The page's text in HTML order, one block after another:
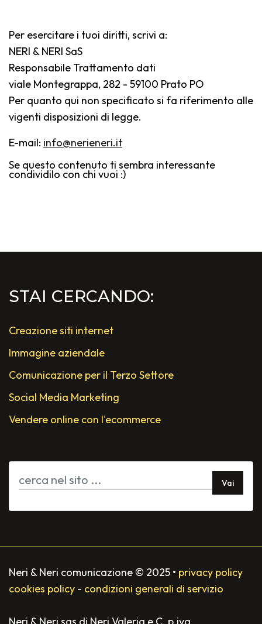
Per esercitare i tuoi diritti, scrivi a:
NERI & NERI SaS
Responsabile Trattamento dati
viale Montegrappa, 282 - 59100 Prato PO
Per quanto qui non specificato si fa riferimento alle
vigenti disposizioni di legge.
E-mail: info@nerieneri.it
Se questo contenuto ti sembra interessante
condividilo con chi vuoi :)
STAI CERCANDO:
Creazione siti internet
Immagine aziendale
Comunicazione per il Terzo Settore
Social Media Marketing
Vendere online con l'ecommerce
Vai
Neri & Neri comunicazione © 2025 • privacy policy
cookies policy - condizioni generali di servizio